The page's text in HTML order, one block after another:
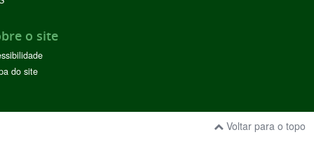
o site
do site
Voltar para o topo